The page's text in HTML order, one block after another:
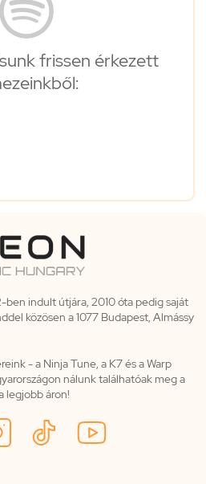
frissen érkezett
indult útjára, 2010 óta pedig saját
közösen a 1077 Budapest, Almássy
- a Ninja Tune, a K7 és a Warp
nálunk találhatóak meg a
legjobb áron!